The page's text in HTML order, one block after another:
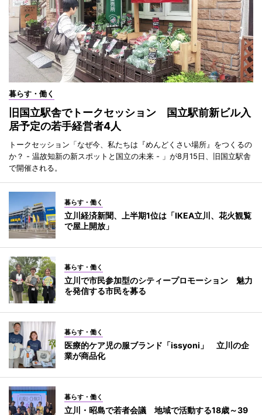
暮らす・働く
旧国立駅舎でトークセッション 国立駅前新ビル入
居予定の若手経営者4人
トークセッション「なぜ今、私たちは『めんどくさい場所』をつくるの
か？ - 温故知新の新スポットと国立の未来 - 」が8月15日、旧国立駅舎
で開催される。
暮らす・働く
立川経済新聞、上半期1位は「IKEA立川、花火観覧
で屋上開放」
暮らす・働く
立川で市民参加型のシティープロモーション 魅力
を発信する市民を募る
暮らす・働く
医療的ケア児の服ブランド「issyoni」 立川の企
業が商品化
暮らす・働く
立川・昭島で若者会議 地域で活動する18歳～39